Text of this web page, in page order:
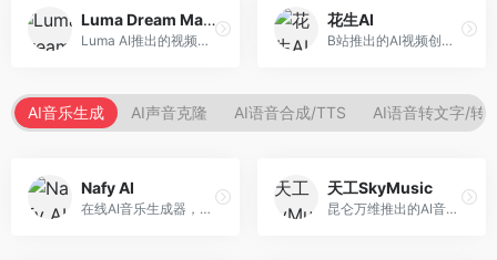
Luma Dream Machine
Luma AI推出的视频生成工具，专注于高质量视频创作。面向影视创作者和内容生产者，支持文生视频、图生视频，视频质量高，物理运动流畅自然。
花生AI
B站推出的AI视频创作工具，专注于短视频内容生成。面向B站创作者，支持视频生成、视频编辑等功能，与B站平台深度整合，创作效率高。
AI音乐生成 AI声音克隆 AI语音合成/TTS AI语音转文字/转
Nafy AI
在线AI音乐生成器，专注于快速音乐创作。面向内容创作者，支持多种风格音乐生成，操作简便，生成速度快，适合快速配乐需求。
天工SkyMusic
昆仑万维推出的AI音乐创作平台，基于天工大模型。面向音乐创作者，支持歌词生成、旋律创作、音乐编曲等服务，中文音乐创作能力强。